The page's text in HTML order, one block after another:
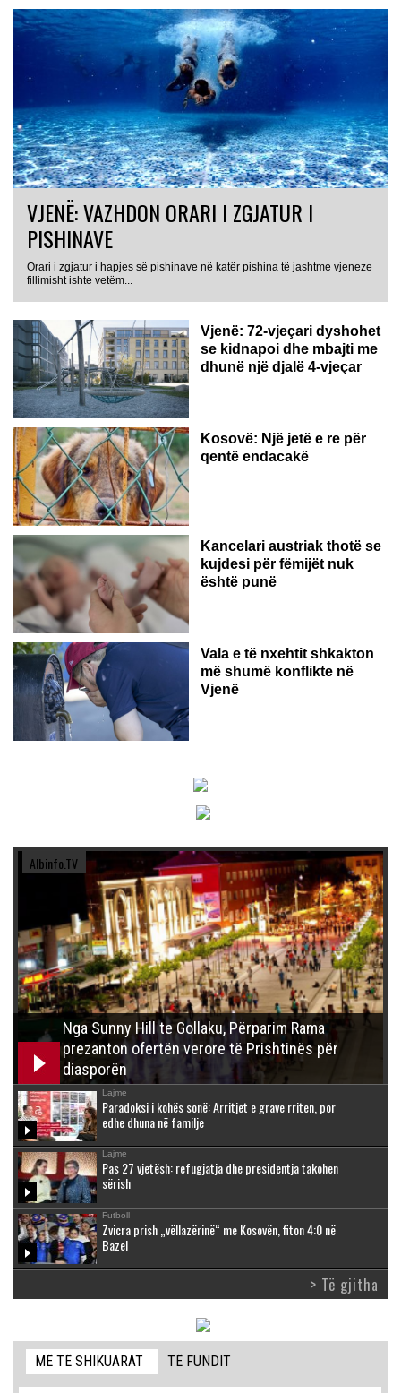
VJENË: VAZHDON ORARI I ZGJATUR I
PISHINAVE
Orari i zgjatur i hapjes së pishinave në katër pishina të jashtme vjeneze
fillimisht ishte vetëm...
Vjenë: 72-vjeçari dyshohet
se kidnapoi dhe mbajti me
dhunë një djalë 4-vjeçar
Kosovë: Një jetë e re për
qentë endacakë
Kancelari austriak thotë se
kujdesi për fëmijët nuk
është punë
Vala e të nxehtit shkakton
më shumë konflikte në
Vjenë
Albinfo.TV
Nga Sunny Hill te Gollaku, Përparim Rama
prezanton ofertën verore të Prishtinës për
diasporën
Lajme
Paradoksi i kohës sonë: Arritjet e grave rriten, por
edhe dhuna në familje
Lajme
Pas 27 vjetësh: refugjatja dhe presidentja takohen
sërish
Futboll
Zvicra prish „vëllazërinë“ me Kosovën, fiton 4:0 në
Bazel
> Të gjitha
MË TË SHIKUARAT TË FUNDIT